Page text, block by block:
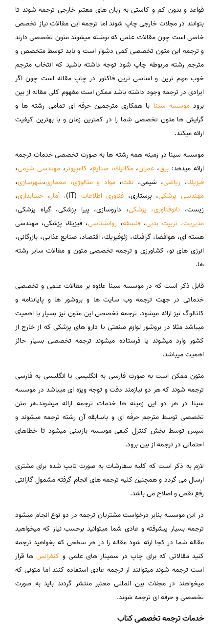
قواعد و بدون کم و کاستی به زبان های معتبر خارجی ترجمه شوند تا
بتوانند در مجلات خارجی چاپ شوند اما ترجمه این مقالات نیاز تخصص
خاصی است چون مقالات علمی که نوشته میشوند متون تخصصی دارند
و ترجمه این متون تخصصی کمی دشوار است و باید توسط متخصص و
مترجم رشته مربوطه چاپ شود توجه داشته باشید که انتخاب مترجم
خوب مهم ترین و اساسی ترین فاکتور در چاپ مقاله است چون اگر
ایرادی در ترجمه وجود داشته باشد ممکن است مفهوم کلی مقاله از بین
برودموسسه سینا با همکاری مترجمین حرفه ای تمامی رشته ها و
گرایش ها متون تخصصی شما را در کمترین زمان و با بهترین کیفیت
ارائه میکند.
موسسه سینا در زمینه همه رشته ها به صورت تخصصی خدمات ترجمه
ارائه میدهد: برق، عمران،مكانیك، صنایع، كامپیوتر، مهندسی شیمی،
فیزیك، ریاضی، شیمی، نفت،مواد و متالوژی، معماری،شهرسازی،
مهندسی پزشکی، پرستاری، فناوری اطلاعات (IT) ، آمار، حسابداری،
زیست، نانوفناوری، پزشكی، داروسازی، پیرا پزشكی، گیاه پزشكی،
مدیریت، تربیت بدنی، فلسفه، روانشناسی، فیزیك پزشكی، مهندسی
هسته ای، هوافضا، گرافیك، ژئوفیزیك، اقتصاد، صنایع غذایی، بازرگانی،
انرژی های نو، كشاورزی و ترجمه تخصصی متون و مقالات سایر رشته
ها.
قابل ذکر است که در موسسه سینا علاوه بر مقالات علمی و تخصصی
خدماتی در جهت ترجمه وب سایت ها و بروشور ها و پایاننامه و
کاتالوگ نیز ارائه میشود. ترجمه تخصصی این متون نیز بسیار با اهمیت
میباشد مثلا در بروشور لوازم صنعتی یا دارو های پزشکی که از خارج از
کشور وارد میشوند یا فرستاده میشوند ترجمه تخصصی بسیار حائز
اهمیت میباشد.
متون ممکن است به صورت فارسی به انگلیسی یا انگلیسی به فارسی
ترجمه شوند که هر دو نیازمند دقت و توجه ویژه ای میباشد در موسسه
سینا در هر دو این زمینه ها خدمات ترجمه ارائه میشوند.هر متن
تخصصی توسط مترجم حرفه ای و باسابقه آن رشته ترجمه میشوند و
سپس توسط بخش کنترل کیفی موسسه بازبینی میشود تا خطاهای
احتمالی در ترجمه از بین برود.
لازم به ذكر است كه كلیه سفارشات به صورت تایپ شده برای مشتری
ارسال می گردد و همچنین كلیه ترجمه های انجام گرفته مشمول گارانتی
رفع نقص و اصلاح می باشد.
در این موسسه بنابر درخواست مشتریان ترجمه در دو نوع انجام میشود
ترجمه بسیار پیشرفته و عادی شما میتوانید برحسب نیاز که میخواهید
مقاله شما در کجا ارئه شود مقاله را در هر سطحی که بخواهید ترجمه
کنید مقالاتی که برای چاپ در سمینار های علمی و کنفرانسها قرار
است ترجمه شوند میتوانند از ترجمه عادی استفاده کنند اما متونی که
میخواهند در مجلات بین المللی معتبر منتشر گردند باید به صورت
تخصصی و حرفه ای ترجمه شوند.
خدمات ترجمه تخصصی کتاب